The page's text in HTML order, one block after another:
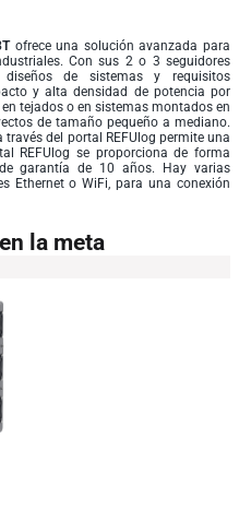
ofrece una solución avanzada para
Con sus 2 o 3 seguidores
diseños de sistemas y requisitos
y alta densidad de potencia por
tejados o en sistemas montados en
de tamaño pequeño a mediano.
del portal REFUlog permite una
REFUlog se proporciona de forma
garantía de 10 años. Hay varias
Ethernet o WiFi, para una conexión
la meta